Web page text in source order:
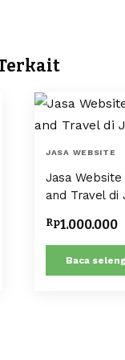
JASA WEBSITE
Jasa
and Travel di
Rp1.000.000
Baca